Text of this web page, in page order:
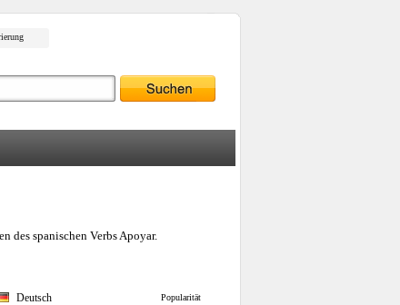
des spanischen Verbs Apoyar.
Deutsch Popularität